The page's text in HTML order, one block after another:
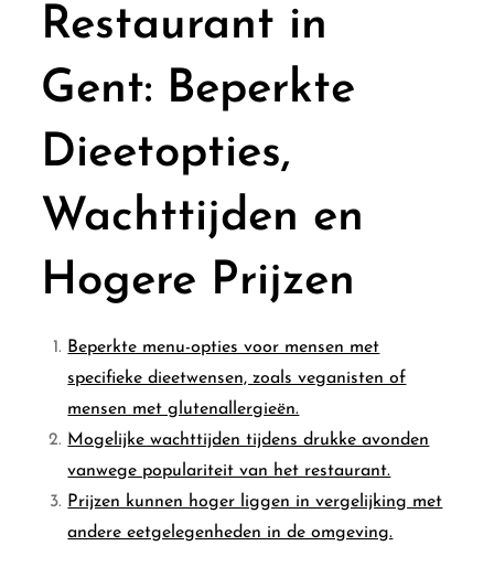
Restaurant in
Gent: Beperkte
Dieetopties,
Wachttijden en
Hogere Prijzen
Beperkte menu-opties voor mensen met
specifieke dieetwensen, zoals veganisten of
mensen met glutenallergieën.
Mogelijke wachttijden tijdens drukke avonden
vanwege populariteit van het restaurant.
Prijzen kunnen hoger liggen in vergelijking met
andere eetgelegenheden in de omgeving.